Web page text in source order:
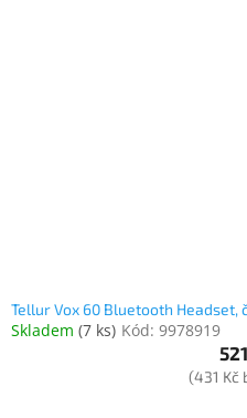
Tellur Vox 60 Bluetooth Headset,
Skladem (7 ks) Kód: 9978919
(431 Kč